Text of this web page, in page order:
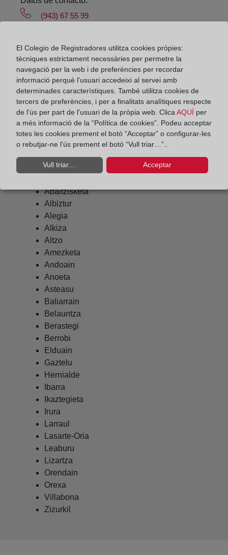
(943) 67 55 99
Datos del Registrador:
María del Rosario García Jiménez
Delegado de Protección de Datos:
dpo@corpme.es
Otros municipios incluidos en el
distrito hipotecario
Abaltzisketa
Albiztur
Alegia
Alkiza
Altzo
Amezketa
Andoain
Anoeta
Asteasu
Baliarrain
Belauntza
Berastegi
Berrobi
Elduain
Gaztelu
Hernialde
Ibarra
Ikaztegieta
Irura
Larraul
Lasarte-Oria
Leaburu
Lizartza
Orendain
Orexa
Villabona
Zizurkil
El Colegio de Registradores utilitza cookies pròpies:
tècniques estrictament necessàries per permetre la
navegació per la web i de preferències per recordar
informació perquè l'usuari accedeixi al servei amb
determinades característiques. També utilitza cookies de
tercers de preferències, i per a finalitats analítiques respecte
de l'ús per part de l'usuari de la pròpia web. Clica AQUÍ per
a més informació de la “Política de cookies”. Podeu acceptar
totes les cookies prement el botó “Acceptar” o configurar-les
o rebutjar-ne l'ús prement el botó “Vull triar…”..
Vull triar.... Acceptar